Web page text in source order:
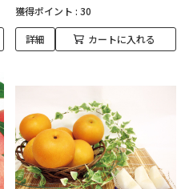
獲得ポイント : 30
詳細 カートに入れる